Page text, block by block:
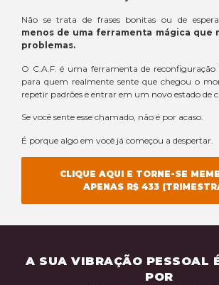
Não se trata de frases bonitas ou de
menos de uma ferramenta mágica que
problemas.
O C.A.F. é uma ferramenta de reconfiguração
para quem realmente sente que chegou o
repetir padrões e entrar em um novo estado de
Se você sente esse chamado, não é por acaso.
É porque algo em você já começou a despertar.
CLIQUE AQUI E TORNE-SE
APENAS R$ 433
A SUA VIBRAÇÃO PESSOAL
POR